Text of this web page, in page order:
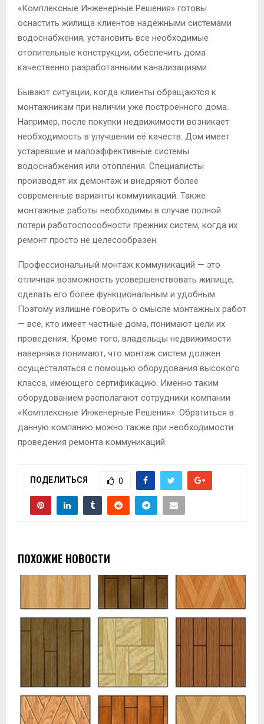
«Комплексные Инженерные Решения» готовы
оснастить жилища клиентов надёжными системами
водоснабжения, установить все необходимые
отопительные конструкции, обеспечить дома
качественно разработанными канализациями.
Бывают ситуации, когда клиенты обращаются к
монтажникам при наличии уже построенного дома.
Например, после покупки недвижимости возникает
необходимость в улучшении её качеств. Дом имеет
устаревшие и малоэффективные системы
водоснабжения или отопления. Специалисты
производят их демонтаж и внедряют более
современные варианты коммуникаций. Также
монтажные работы необходимы в случае полной
потери работоспособности прежних систем, когда их
ремонт просто не целесообразен.
Профессиональный монтаж коммуникаций — это
отличная возможность усовершенствовать жилище,
сделать его более функциональным и удобным.
Поэтому излишне говорить о смысле монтажных работ
— все, кто имеет частные дома, понимают цели их
проведения. Кроме того, владельцы недвижимости
наверняка понимают, что монтаж систем должен
осуществляться с помощью оборудования высокого
класса, имеющего сертификацию. Именно таким
оборудованием располагают сотрудники компании
«Комплексные Инженерные Решения». Обратиться в
данную компанию можно также при необходимости
проведения ремонта коммуникаций.
ПОДЕЛИТЬСЯ 0
ПОХОЖИЕ НОВОСТИ